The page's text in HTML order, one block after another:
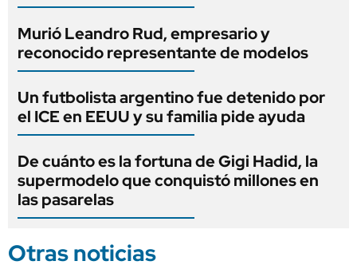
Murió Leandro Rud, empresario y
reconocido representante de modelos
Un futbolista argentino fue detenido por
el ICE en EEUU y su familia pide ayuda
De cuánto es la fortuna de Gigi Hadid, la
supermodelo que conquistó millones en
las pasarelas
Otras noticias